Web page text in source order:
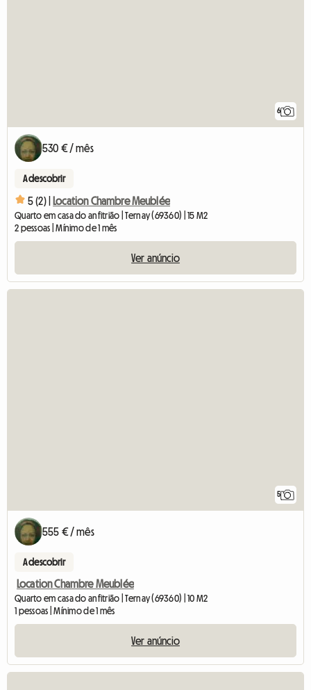
6
530 € / mês
A descobrir
5 (2) | Location Chambre Meublée
Quarto em casa do anfitrião | Ternay (69360) | 15 M2
2 pessoas | Mínimo de 1 mês
Ver anúncio
5
555 € / mês
A descobrir
Location Chambre Meublée
Quarto em casa do anfitrião | Ternay (69360) | 10 M2
1 pessoas | Mínimo de 1 mês
Ver anúncio